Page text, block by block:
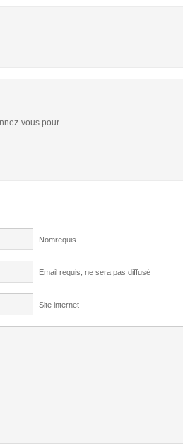
vous pour
Nomrequis
Email requis; ne sera pas diffusé
Site internet